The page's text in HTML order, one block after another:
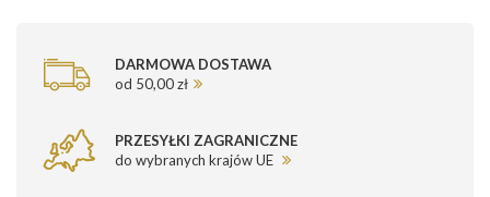
DARMOWA DOSTAWA
od 50,00 zł
PRZESYŁKI ZAGRANICZNE
do wybranych krajów UE